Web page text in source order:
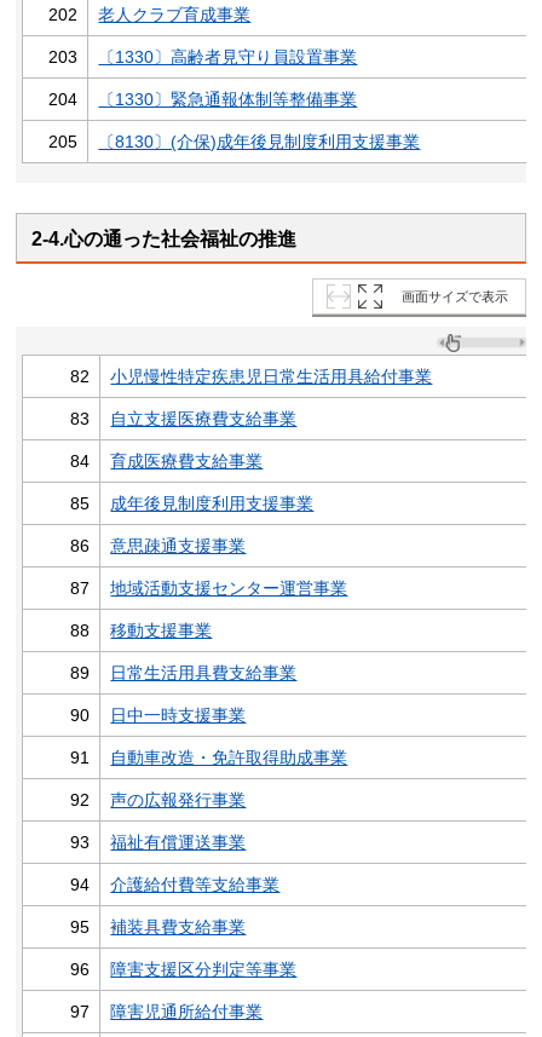
202 老人クラブ育成事業
203 〔1330〕高齢者見守り員設置事業
204 〔1330〕緊急通報体制等整備事業
205 〔8130〕(介保)成年後見制度利用支援事業
2-4.心の通った社会福祉の推進
画面サイズで表示
82 小児慢性特定疾患児日常生活用具給付事業
83 自立支援医療費支給事業
84 育成医療費支給事業
85 成年後見制度利用支援事業
86 意思疎通支援事業
87 地域活動支援センター運営事業
88 移動支援事業
89 日常生活用具費支給事業
90 日中一時支援事業
91 自動車改造・免許取得助成事業
92 声の広報発行事業
93 福祉有償運送事業
94 介護給付費等支給事業
95 補装具費支給事業
96 障害支援区分判定等事業
97 障害児通所給付事業